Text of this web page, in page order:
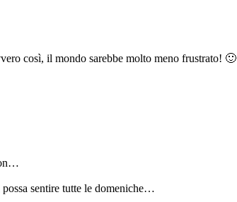
così, il mondo sarebbe molto meno frustrato! 🙂
possa sentire tutte le domeniche…